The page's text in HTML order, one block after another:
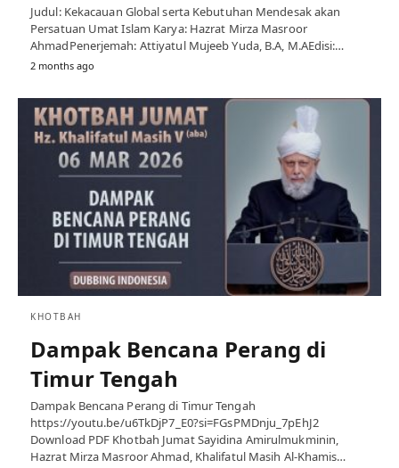
Judul: Kekacauan Global serta Kebutuhan Mendesak akan
Persatuan Umat Islam Karya: Hazrat Mirza Masroor
AhmadPenerjemah: Attiyatul Mujeeb Yuda, B.A, M.AEdisi:…
2 months ago
KHOTBAH
Dampak Bencana Perang di
Timur Tengah
Dampak Bencana Perang di Timur Tengah
https://youtu.be/u6TkDjP7_E0?si=FGsPMDnju_7pEhJ2
Download PDF Khotbah Jumat Sayidina Amirulmukminin,
Hazrat Mirza Masroor Ahmad, Khalifatul Masih Al-Khamis…